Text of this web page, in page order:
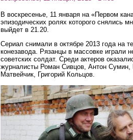
В воскресенье, 11 января на «Первом
эпизодических ролях которого снялись
выйдет в 21.20.
Сериал снимали в октябре 2013 года на
конезавода. Рязанцы в массовке играли
советских солдат. Среди актеров
журналисты Роман Сивцов, Антон Сумин,
Матвейчик, Григорий Кольцов.
2.jpg